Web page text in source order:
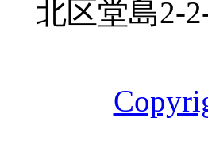
北区堂島2-